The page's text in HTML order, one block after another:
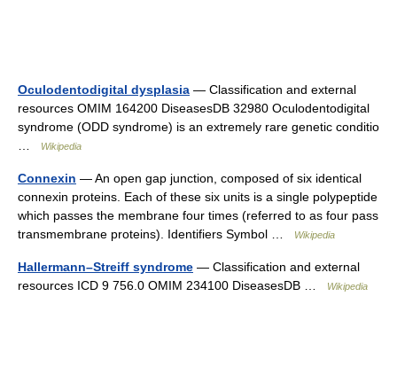
Oculodentodigital dysplasia — Classification and external
resources OMIM 164200 DiseasesDB 32980 Oculodentodigital
syndrome (ODD syndrome) is an extremely rare genetic conditio
Wikipedia
Connexin — An open gap junction, composed of six identical
connexin proteins. Each of these six units is a single polypeptide
which passes the membrane four times (referred to as four pass
transmembrane proteins). Identifiers Symbol …
Wikipedia
Hallermann–Streiff syndrome — Classification and external
resources ICD 9 756.0 OMIM 234100 DiseasesDB …
Wikipedia